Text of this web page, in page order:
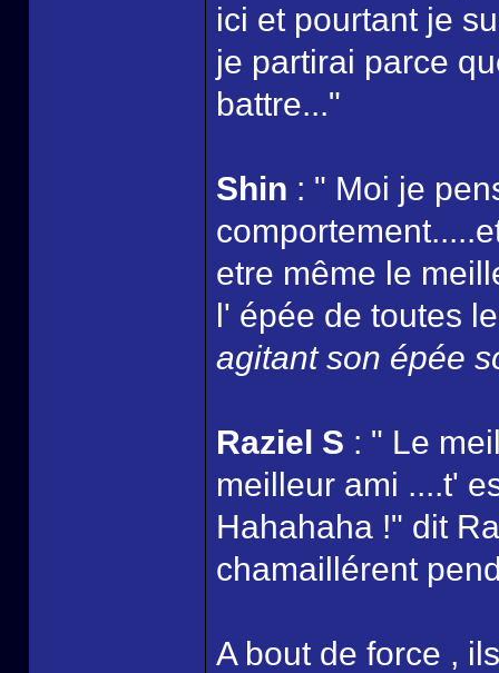
ici et pourtant je
je partirai parce
battre..."
Shin : " Moi je
etre même le
l' épée de toutes
agitant son épée
Raziel S : " Le
meilleur ami ....t'
Hahahaha !" dit
chamaillérent
A bout de force ,